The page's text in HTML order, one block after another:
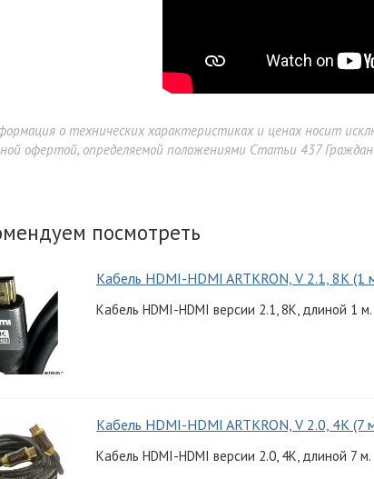
о технических характеристиках и ценах носит
офертой, определяемой положениями Статьи 437
посмотреть
Кабель HDMI-HDMI ARTKRON, V 2.1, 8K (1
Кабель HDMI-HDMI версии 2.1, 8K, длиной 1 м.
Кабель HDMI-HDMI ARTKRON, V 2.0, 4K (7
Кабель HDMI-HDMI версии 2.0, 4K, длиной 7 м.